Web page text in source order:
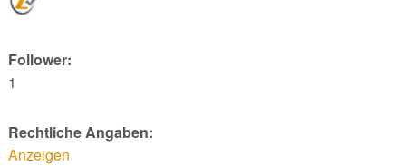
Follower:
1
Rechtliche Angaben:
Anzeigen